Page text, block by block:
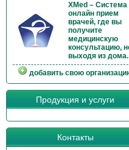
XMed – Система
онлайн прием
врачей, где вы
получите
медицинскую
консультацию,
выходя из дома.
добавить свою
Продукция и услуги
Контакты